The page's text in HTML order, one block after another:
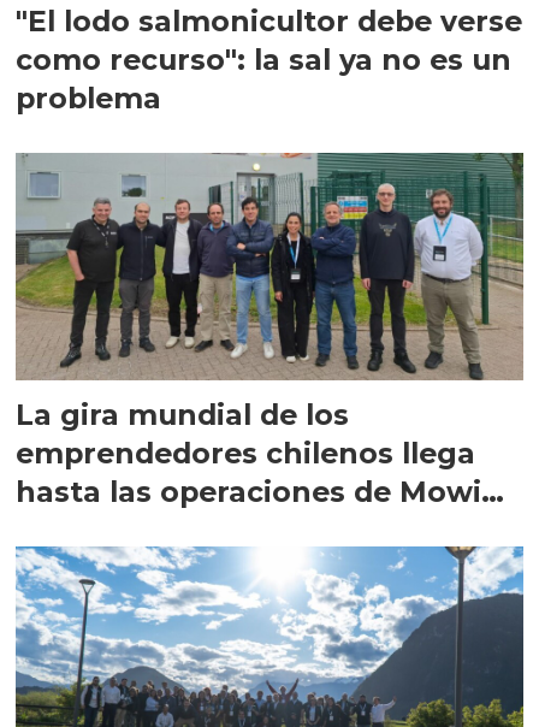
"El lodo salmonicultor debe verse
como recurso": la sal ya no es un
problema
La gira mundial de los
emprendedores chilenos llega
hasta las operaciones de Mowi